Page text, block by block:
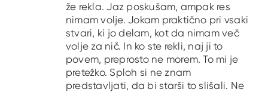
že rekla. Jaz poskušam, ampak res
nimam volje. Jokam praktično pri vsaki
stvari, ki jo delam, kot da nimam več
volje za nič. In ko ste rekli, naj ji to
povem, preprosto ne morem. To mi je
pretežko. Sploh si ne znam
predstavljati, da bi starši to slišali. Ne